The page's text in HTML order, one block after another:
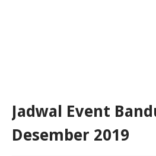
Jadwal Event
Desember 2019